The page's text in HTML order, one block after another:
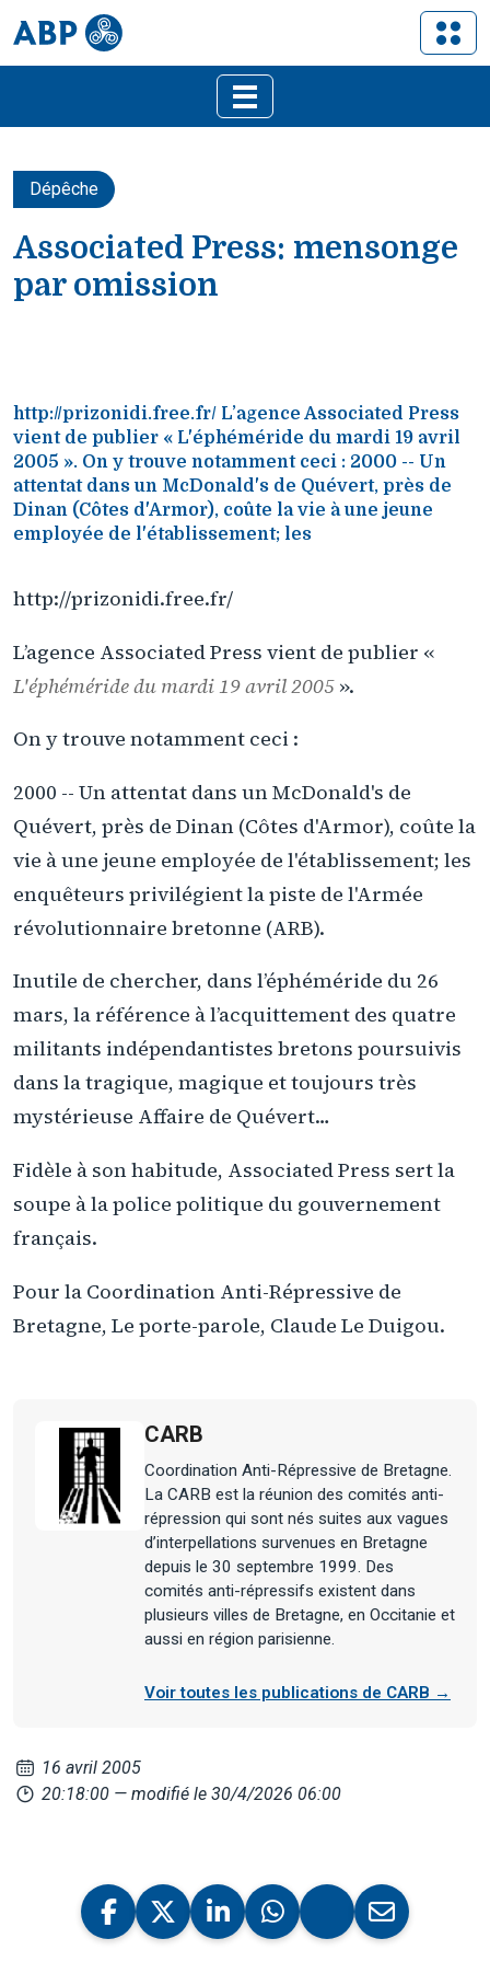
Dépêche
Associated Press: mensonge
par omission
http://prizonidi.free.fr/ L’agence Associated Press
vient de publier « L'éphéméride du mardi 19 avril
2005 ». On y trouve notamment ceci : 2000 -- Un
attentat dans un McDonald's de Quévert, près de
Dinan (Côtes d'Armor), coûte la vie à une jeune
employée de l'établissement; les
http://prizonidi.free.fr/
L’agence Associated Press vient de publier «
L'éphéméride du mardi 19 avril 2005 ».
On y trouve notamment ceci :
2000 -- Un attentat dans un McDonald's de
Quévert, près de Dinan (Côtes d'Armor), coûte la
vie à une jeune employée de l'établissement; les
enquêteurs privilégient la piste de l'Armée
révolutionnaire bretonne (ARB).
Inutile de chercher, dans l’éphéméride du 26
mars, la référence à l’acquittement des quatre
militants indépendantistes bretons poursuivis
dans la tragique, magique et toujours très
mystérieuse Affaire de Quévert…
Fidèle à son habitude, Associated Press sert la
soupe à la police politique du gouvernement
français.
Pour la Coordination Anti-Répressive de
Bretagne, Le porte-parole, Claude Le Duigou.
CARB
Coordination Anti-Répressive de Bretagne.
La CARB est la réunion des comités anti-
répression qui sont nés suites aux vagues
d’interpellations survenues en Bretagne
depuis le 30 septembre 1999. Des
comités anti-répressifs existent dans
plusieurs villes de Bretagne, en Occitanie et
aussi en région parisienne.
Voir toutes les publications de CARB →
16 avril 2005
20:18:00 — modifié le 30/4/2026 06:00